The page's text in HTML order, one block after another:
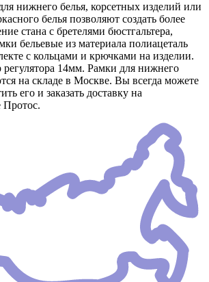
нижнего белья, корсетных изделий или
белья позволяют создать более
стана с бретелями бюстгальтера,
бельевые из материала полиацеталь
с кольцами и крючками на изделии.
14мм. Рамки для нижнего
на складе в Москве. Вы всегда можете
его и заказать доставку на
Протос.